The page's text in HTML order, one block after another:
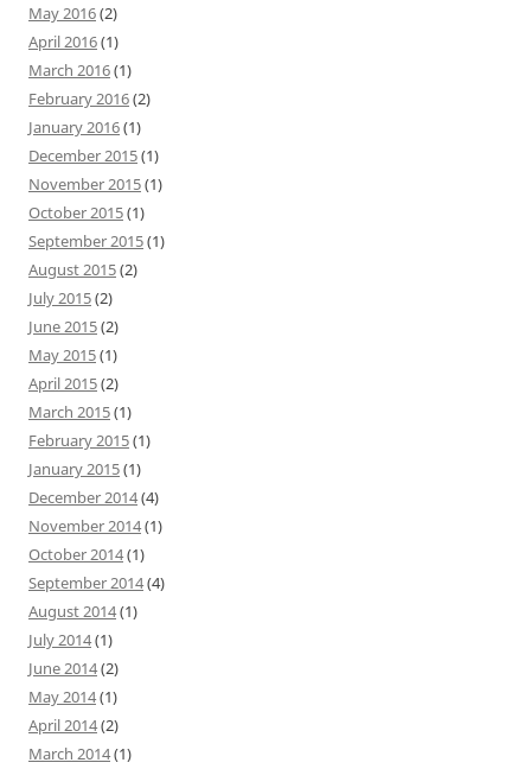
May 2016(2)
April 2016(1)
March 2016(1)
February 2016(2)
January 2016(1)
December 2015(1)
November 2015(1)
October 2015(1)
September 2015(1)
August 2015(2)
July 2015(2)
June 2015(2)
May 2015(1)
April 2015(2)
March 2015(1)
February 2015(1)
January 2015(1)
December 2014(4)
November 2014(1)
October 2014(1)
September 2014(4)
August 2014(1)
July 2014(1)
June 2014(2)
May 2014(1)
April 2014(2)
March 2014(1)